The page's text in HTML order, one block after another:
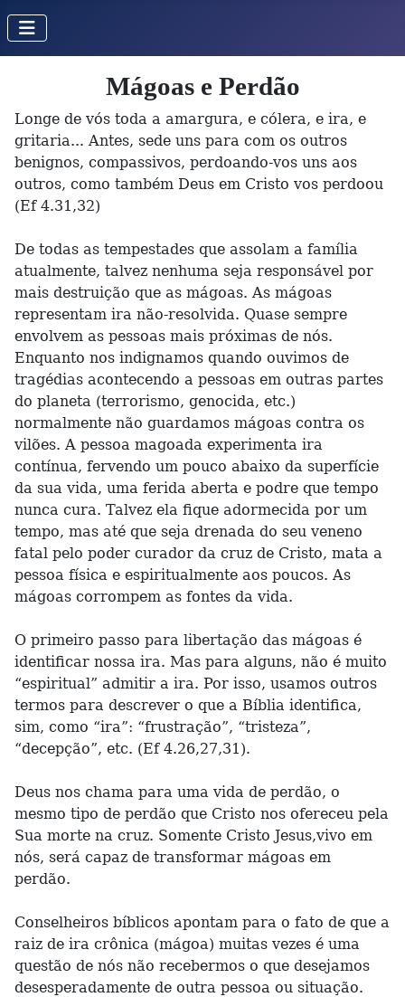
Mágoas e Perdão
Longe de vós toda a amargura, e cólera, e ira, e
gritaria... Antes, sede uns para com os outros
benignos, compassivos, perdoando-vos uns aos
outros, como também Deus em Cristo vos perdoou
(Ef 4.31,32)
De todas as tempestades que assolam a família
atualmente, talvez nenhuma seja responsável por
mais destruição que as mágoas. As mágoas
representam ira não-resolvida. Quase sempre
envolvem as pessoas mais próximas de nós.
Enquanto nos indignamos quando ouvimos de
tragédias acontecendo a pessoas em outras partes
do planeta (terrorismo, genocida, etc.)
normalmente não guardamos mágoas contra os
vilões. A pessoa magoada experimenta ira
contínua, fervendo um pouco abaixo da superfície
da sua vida, uma ferida aberta e podre que tempo
nunca cura. Talvez ela fique adormecida por um
tempo, mas até que seja drenada do seu veneno
fatal pelo poder curador da cruz de Cristo, mata a
pessoa física e espiritualmente aos poucos. As
mágoas corrompem as fontes da vida.
O primeiro passo para libertação das mágoas é
identificar nossa ira. Mas para alguns, não é muito
“espiritual” admitir a ira. Por isso, usamos outros
termos para descrever o que a Bíblia identifica,
sim, como “ira”: “frustração”, “tristeza”,
“decepção”, etc. (Ef 4.26,27,31).
Deus nos chama para uma vida de perdão, o
mesmo tipo de perdão que Cristo nos ofereceu pela
Sua morte na cruz. Somente Cristo Jesus,vivo em
nós, será capaz de transformar mágoas em
perdão.
Conselheiros bíblicos apontam para o fato de que a
raiz de ira crônica (mágoa) muitas vezes é uma
questão de nós não recebermos o que desejamos
desesperadamente de outra pessoa ou situação.